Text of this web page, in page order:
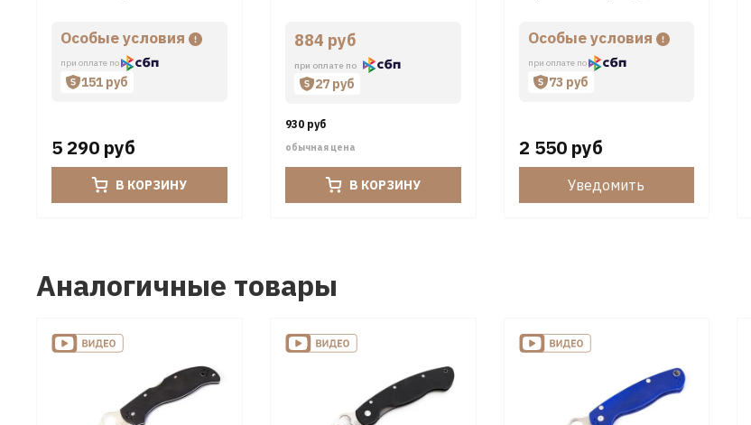
Особые условия
при оплате по
151 руб
5 290 руб
В КОРЗИНУ
884 руб
при оплате по
27 руб
930 руб
обычная цена
В КОРЗИНУ
Особые условия
при оплате по
73 руб
2 550 руб
Уведомить
Аналогичные товары